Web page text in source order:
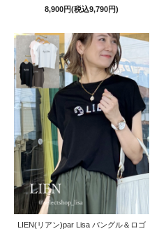
8,900円(税込9,790円)
LIEN(リアン)par Lisa バングル＆ロゴ